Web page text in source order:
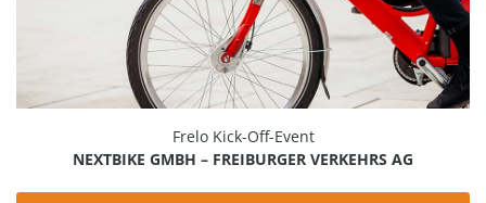
Frelo Kick-Off-Event
NEXTBIKE GMBH – FREIBURGER VERKEHRS AG